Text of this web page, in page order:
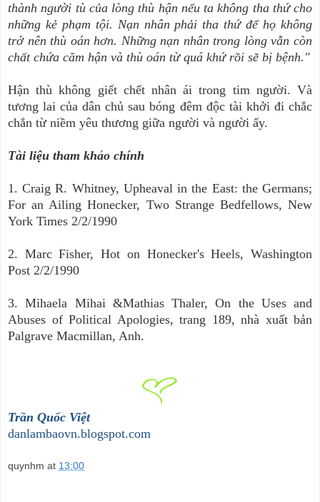
thành người tù của lòng thù hận nếu ta không tha thứ cho
những kẻ phạm tội. Nạn nhân phải tha thứ để họ không
trở nên thù oán hơn. Những nạn nhân trong lòng vẫn còn
chất chứa căm hận và thù oán từ quá khứ rồi sẽ bị bệnh."
Hận thù không giết chết nhân ái trong tim người. Và
tương lai của dân chủ sau bóng đêm độc tài khởi đi chắc
chắn từ niềm yêu thương giữa người và người ấy.
Tài liệu tham khảo chính
1. Craig R. Whitney, Upheaval in the East: the Germans;
For an Ailing Honecker, Two Strange Bedfellows, New
York Times 2/2/1990
2. Marc Fisher, Hot on Honecker's Heels, Washington
Post 2/2/1990
3. Mihaela Mihai &Mathias Thaler, On the Uses and
Abuses of Political Apologies, trang 189, nhà xuất bản
Palgrave Macmillan, Anh.
Trần Quốc Việt
danlambaovn.blogspot.com
quynhm at 13:00